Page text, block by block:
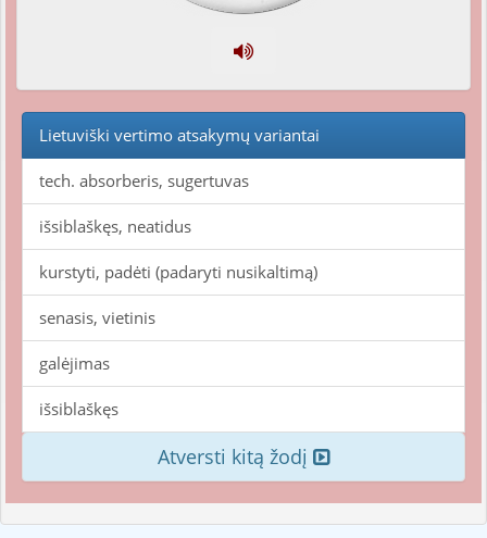
Lietuviški vertimo atsakymų variantai
tech. absorberis, sugertuvas
išsiblaškęs, neatidus
kurstyti, padėti (padaryti nusikaltimą)
senasis, vietinis
galėjimas
išsiblaškęs
Atversti kitą žodį